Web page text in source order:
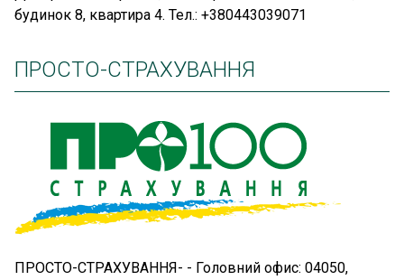
будинок 8, квартира 4. Тел.: +380443039071
ПРОСТО-СТРАХУВАННЯ
ПРОСТО-СТРАХУВАННЯ- - Головний офис: 04050,